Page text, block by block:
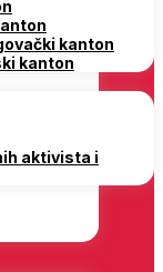
kanton
kanton
aktivista i